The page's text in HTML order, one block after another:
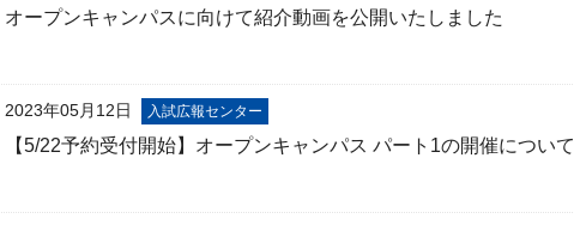
オープンキャンパスに向けて紹介動画を公開いたしました
2023年05月12日 入試広報センター
【5/22予約受付開始】オープンキャンパス パート1の開催について